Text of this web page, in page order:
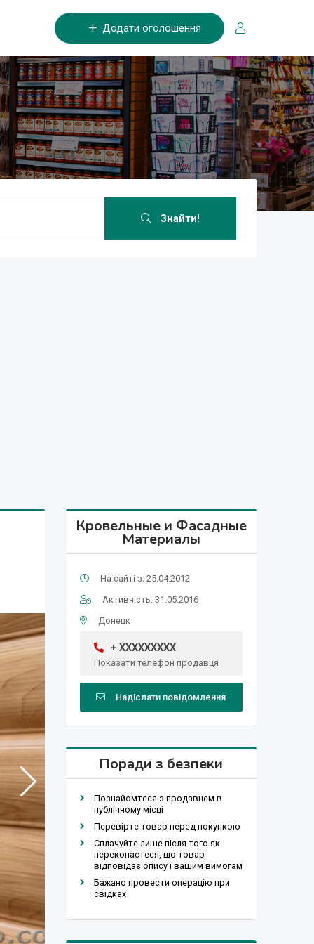
Додати оголошення
Знайти!
Кровельные и Фасадные
Материалы
На сайті з: 25.04.2012
Активність: 31.05.2016
Донецк
+ XXXXXXXXX
Показати телефон продавця
Надіслати повідомлення
Поради з безпеки
Познайомтеся з продавцем в
публічному місці
Перевірте товар перед покупкою
Сплачуйте лише після того як
переконаєтеся, що товар
відповідає опису і вашим вимогам
Бажано провести операцію при
свідках